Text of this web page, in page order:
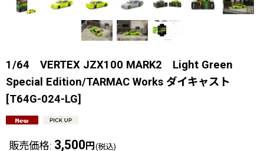
1/64 VERTEX JZX100 MARK2 Light Green
Special Edition/TARMAC Works ダイキャスト
[T64G-024-LG]
販売価格: 3,500 円 (税込)